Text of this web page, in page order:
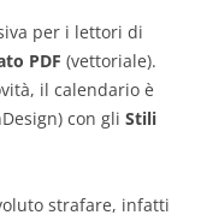
per i lettori di
PDF (vettoriale).
il calendario è
con gli Stili
strafare, infatti